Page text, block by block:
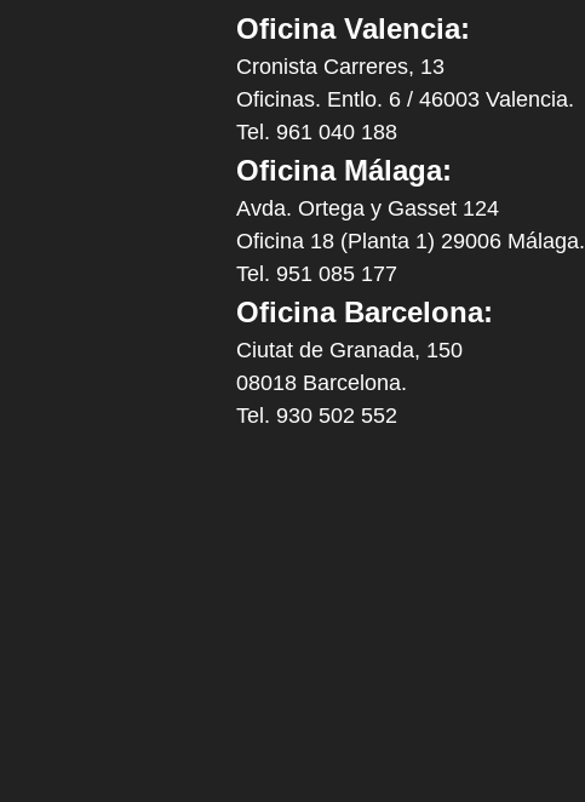
Oficina Valencia:
Cronista Carreres, 13
Oficinas. Entlo. 6 / 46003 Valencia.
Tel. 961 040 188
Oficina Málaga:
Avda. Ortega y Gasset 124
Oficina 18 (Planta 1) 29006 Málaga.
Tel. 951 085 177
Oficina Barcelona:
Ciutat de Granada, 150
08018 Barcelona.
Tel. 930 502 552